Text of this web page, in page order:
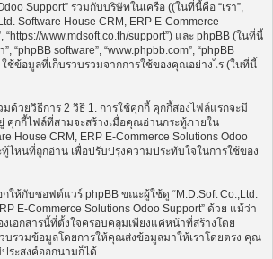
o
n
Support” ร่วมกับบริษัทในเครือ ((ในที่นี้คือ “เรา”,
Software House CRM, ERP E-Commerce
“https://www.mdsoft.co.th/support”) และ phpBB (ในที่นี้
“phpBB software”, “www.phpbb.com”, “phpBB
ใช้ข้อมูลที่เก็บรวบรวมจากการใช้ของคุณอย่างไร (ในที่นี้
ด้วยวิธีการ 2 วิธี 1. การใช้คุกกี้ คุกกี้สองไฟล์แรกจะมี
คุกกี้ไฟล์ที่สามจะสร้างเมื่อคุณอ่านกระทู้ภายใน
House CRM, ERP E-Commerce Solutions Odoo
ทู้ไหนที่ถูกอ่าน เพื่อปรับปรุงความประทับใจในการใช้ของ
กให้กับซอฟต์แวร์ phpBB ขณะผู้ใช้ดู “M.D.Soft Co.,Ltd.
E-Commerce Solutions Odoo Support” ด้วย แม้ว่า
เอกสารนี้ที่ตั้งใจครอบคลุมเพียงแค่หน้าที่สร้างโดย
บรวมข้อมูลโดยการให้คุณส่งข้อมูลมาให้เราโดยตรง คุณ
ระสงค์ออกนามก็ได้